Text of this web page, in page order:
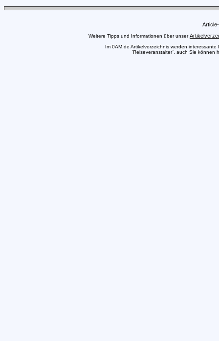
Weitere Tipps und Informationen über unser
Im 0AM.de Artikelverzeichnis werden
`Reiseveranstalter`, auch Sie können